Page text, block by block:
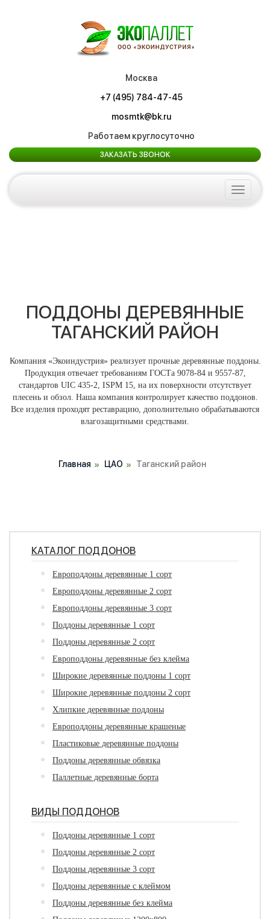
Москва
+7 (495) 784-47-45
mosmtk@bk.ru
Работаем круглосуточно
ЗАКАЗАТЬ ЗВОНОК
Toggle
ПОДДОНЫ ДЕРЕВЯННЫЕ
ТАГАНСКИЙ РАЙОН
Компания «Экоиндустрия» реализует прочные деревянные поддоны.
Продукция отвечает требованиям ГОСТа 9078-84 и 9557-87,
стандартов UIC 435-2, ISPM 15, на их поверхности отсутствует
плесень и обзол. Наша компания контролирует качество поддонов.
Все изделия проходят реставрацию, дополнительно обрабатываются
влагозащитными средствами.
Главная ЦАО Таганский район
КАТАЛОГ ПОДДОНОВ
Европоддоны деревянные 1 сорт
Европоддоны деревянные 2 сорт
Европоддоны деревянные 3 сорт
Поддоны деревянные 1 сорт
Поддоны деревянные 2 сорт
Европоддоны деревянные без клейма
Широкие деревянные поддоны 1 сорт
Широкие деревянные поддоны 2 сорт
Хлипкие деревянные поддоны
Европоддоны деревянные крашеные
Пластиковые деревянные поддоны
Поддоны деревянные обвязка
Паллетные деревянные борта
ВИДЫ ПОДДОНОВ
Поддоны деревянные 1 сорт
Поддоны деревянные 2 сорт
Поддоны деревянные 3 сорт
Поддоны деревянные с клеймом
Поддоны деревянные без клейма